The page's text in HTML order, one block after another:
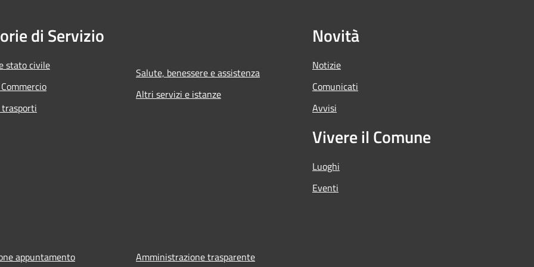
di Servizio
stato civile
Salute, benessere e assistenza
Altri servizi e istanze
Novità
Notizie
Comunicati
Avvisi
Vivere il Comune
Luoghi
Eventi
appuntamento Amministrazione trasparente